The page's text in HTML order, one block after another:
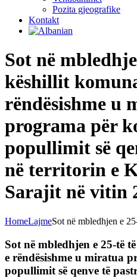
Pozita gjeografike
Kontakt
Sot në
këshillit
rëndësishme u
programa për
popullimit së
në territorin e
Sarajit në vitin
HomeLajmeSot në mbledhjen e
Sot në mbledhjen e 25-të
e rëndësishme u miratua
popullimit së qenve të